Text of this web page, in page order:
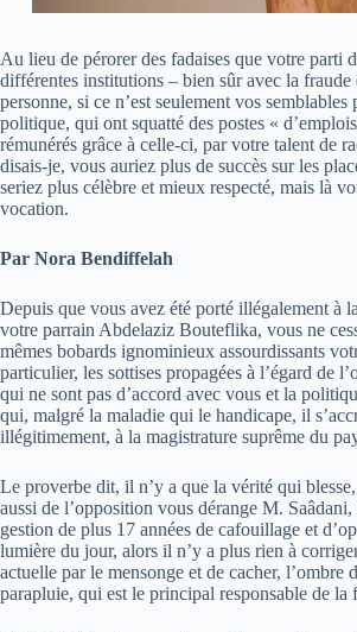
Au lieu de pérorer des fadaises que votre parti
différentes institutions – bien sûr avec la fraude
personne, si ce n’est seulement vos semblables
politique, qui ont squatté des postes «
rémunérés grâce à celle-ci, par votre talent de
disais-je, vous auriez plus de succès sur les
seriez plus célèbre et mieux respecté, mais là
vocation.
Par Nora Bendiffelah
Depuis que vous avez été porté illégalement à
votre parrain Abdelaziz Bouteflika, vous ne
mêmes bobards ignominieux assourdissants
particulier, les sottises propagées à l’égard de
qui ne sont pas d’accord avec vous et la
qui, malgré la maladie qui le handicape, il
illégitimement, à la magistrature suprême du
Le proverbe dit, il n’y a que la vérité qui
aussi de l’opposition vous dérange M. Saâdani,
gestion de plus 17 années de cafouillage et
lumière du jour, alors il n’y a plus rien à
actuelle par le mensonge et de cacher, l’ombre
parapluie, qui est le principal responsable de la